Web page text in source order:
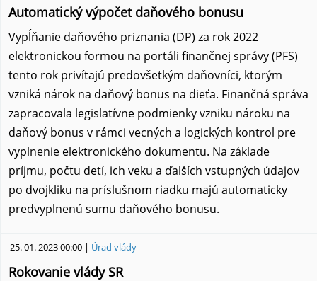
Automatický výpočet daňového bonusu
Vypĺňanie daňového priznania (DP) za rok 2022
elektronickou formou na portáli finančnej správy (PFS)
tento rok privítajú predovšetkým daňovníci, ktorým
vzniká nárok na daňový bonus na dieťa. Finančná správa
zapracovala legislatívne podmienky vzniku nároku na
daňový bonus v rámci vecných a logických kontrol pre
vyplnenie elektronického dokumentu. Na základe
príjmu, počtu detí, ich veku a ďalších vstupných údajov
po dvojkliku na príslušnom riadku majú automaticky
predvyplnenú sumu daňového bonusu.
25. 01. 2023 00:00 | Úrad vlády
Rokovanie vlády SR